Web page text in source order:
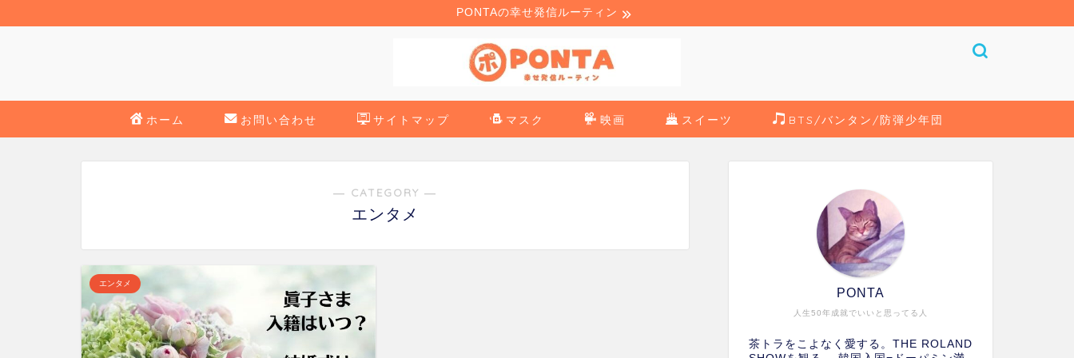
PONTAの幸せ発信ルーティン
ホーム お問い合わせ サイトマップ マスク 映画 スイーツ BTS/バンタン/防弾少年団
― CATEGORY ―
エンタメ
エンタメ
人生50年成就でいいと思ってる人
PONTA
茶トラをこよなく愛する。THE ROLAND